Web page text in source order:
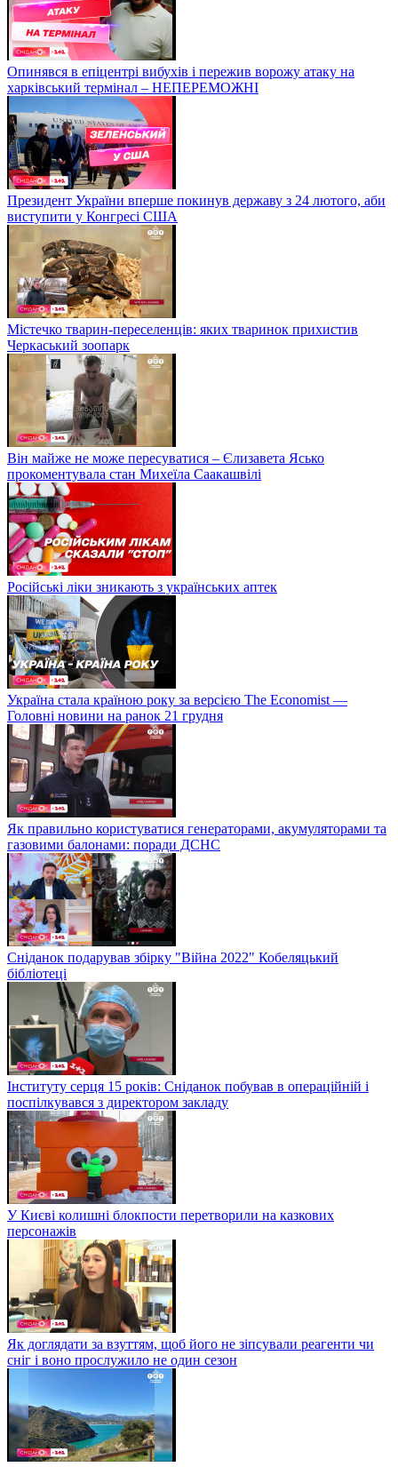
Опинявся в епіцентрі вибухів і пережив ворожу атаку на
харківський термінал – НЕПЕРЕМОЖНІ
Президент України вперше покинув державу з 24 лютого, аби
виступити у Конгресі США
Містечко тварин-переселенців: яких тваринок прихистив
Черкаський зоопарк
Він майже не може пересуватися – Єлизавета Ясько
прокоментувала стан Михеїла Саакашвілі
Російські ліки зникають з українських аптек
Україна стала країною року за версією The Economist —
Головні новини на ранок 21 грудня
Як правильно користуватися генераторами, акумуляторами та
газовими балонами: поради ДСНС
Сніданок подарував збірку "Війна 2022" Кобеляцький
бібліотеці
Інституту серця 15 років: Сніданок побував в операційній і
поспілкувався з директором закладу
У Києві колишні блокпости перетворили на казкових
персонажів
Як доглядати за взуттям, щоб його не зіпсували реагенти чи
сніг і воно прослужило не один сезон